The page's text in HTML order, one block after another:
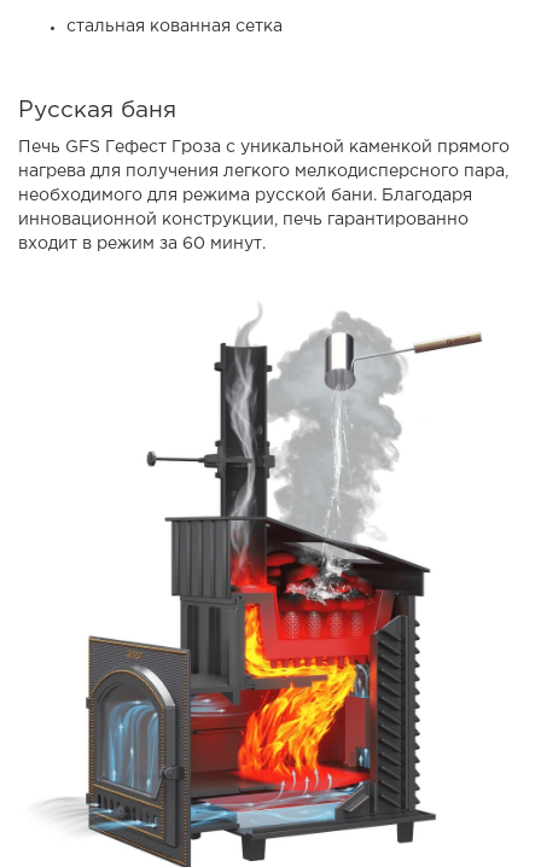
стальная кованная сетка
Русская баня
Печь GFS Гефест Гроза с уникальной каменкой прямого
нагрева для получения легкого мелкодисперсного пара,
необходимого для режима русской бани. Благодаря
инновационной конструкции, печь гарантированно
входит в режим за 60 минут.